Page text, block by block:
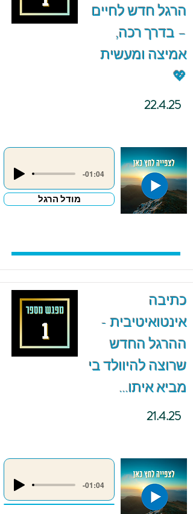
הרגל חדש לחיים
– בדרך רכה,
אמיצה ומעשית
💖
22.4.25
-01:04
מודל הרגל
כתיבה
אינטואיטיבית -
ההרגל החדש
שרוצה להיוולד בי
מביא איתו...
21.4.25
-01:04